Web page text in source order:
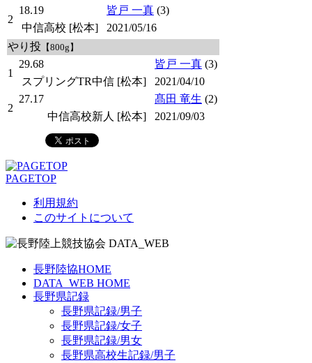
2
18.19 皆戸 一真 (3)
中信高校 [松本]
2021/05/16
やり投 【800g】
1
29.68 皆戸 一真 (3)
スプリングTR中信 [松本]
2021/04/10
2
27.17 髙田 竜生 (2)
中信高校新人 [松本]
2021/09/03
PAGETOP
利用規約
このサイトについて
長野陸協HOME
DATA_WEB HOME
長野県記録
長野県記録/男子
長野県記録/女子
長野県記録/男女
長野県高校生記録/男子